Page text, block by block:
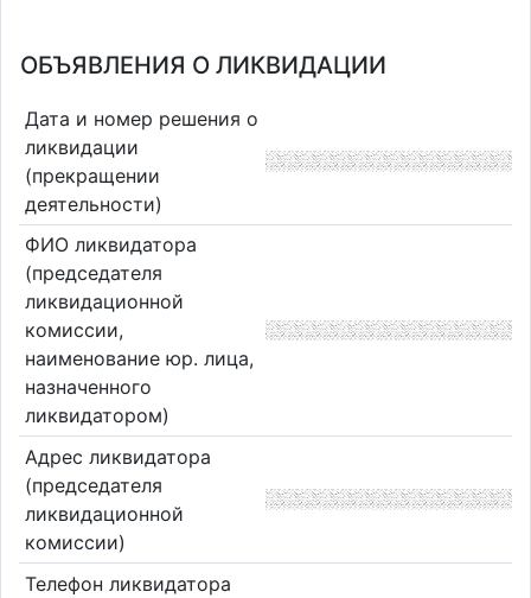
ОБЪЯВЛЕНИЯ О ЛИКВИДАЦИИ
Дата и номер решения о
ликвидации
(прекращении
деятельности)
ФИО ликвидатора
(председателя
ликвидационной
комиссии,
наименование юр. лица,
назначенного
ликвидатором)
Адрес ликвидатора
(председателя
ликвидационной
комиссии)
Телефон ликвидатора